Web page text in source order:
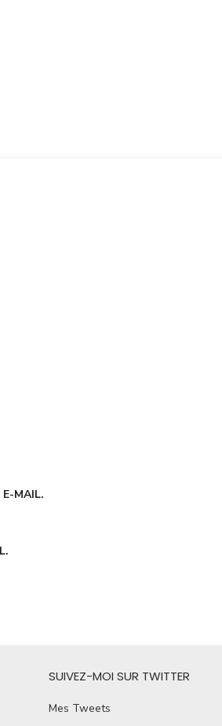
E-MAIL.
SUIVEZ-MOI SUR TWITTER
Mes Tweets